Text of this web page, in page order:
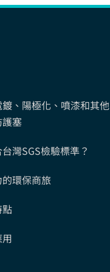
、陽極化、噴漆和其他
塞
灣SGS檢驗標準？
環保商旅